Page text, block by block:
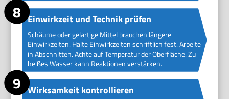
Einwirkzeit und Technik prüfen
Schäume oder gelartige Mittel brauchen längere
Einwirkzeiten. Halte Einwirkzeiten schriftlich fest. Arbeite
in Abschnitten. Achte auf Temperatur der Oberfläche. Zu
heißes Wasser kann Reaktionen verstärken.
Wirksamkeit kontrollieren